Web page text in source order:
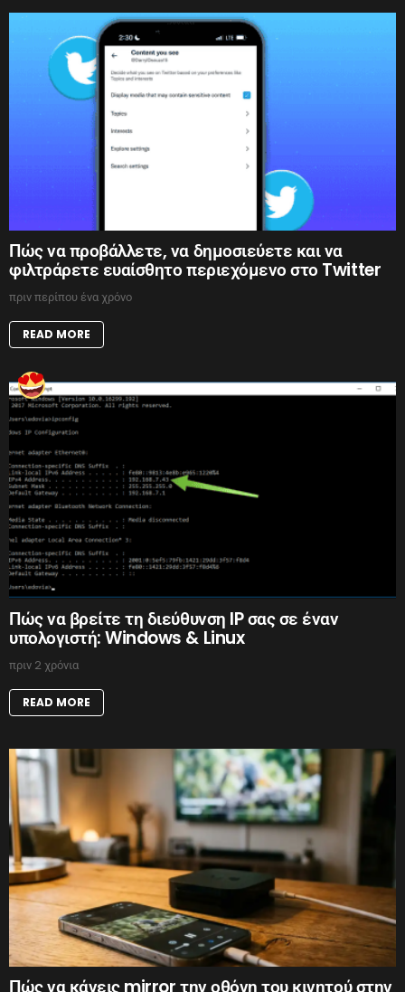
Πώς να προβάλλετε, να δημοσιεύετε και να
φιλτράρετε ευαίσθητο περιεχόμενο στο Twitter
πριν περίπου ένα χρόνο
READ MORE
Πώς να βρείτε τη διεύθυνση IP σας σε έναν
υπολογιστή: Windows & Linux
πριν 2 χρόνια
READ MORE
Πώς να κάνεις mirror την οθόνη του κινητού στην